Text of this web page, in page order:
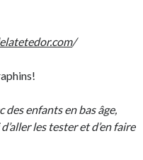
/
des enfants en bas âge,
les tester et d’en faire